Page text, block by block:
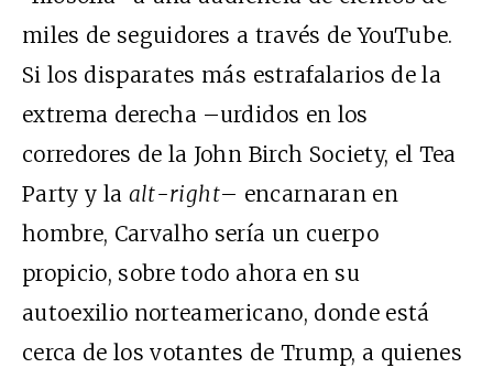
miles de seguidores a través de YouTube.
Si los disparates más estrafalarios de la
extrema derecha –urdidos en los
corredores de la John Birch Society, el Tea
Party y la alt-right– encarnaran en
hombre, Carvalho sería un cuerpo
propicio, sobre todo ahora en su
autoexilio norteamericano, donde está
cerca de los votantes de Trump, a quienes